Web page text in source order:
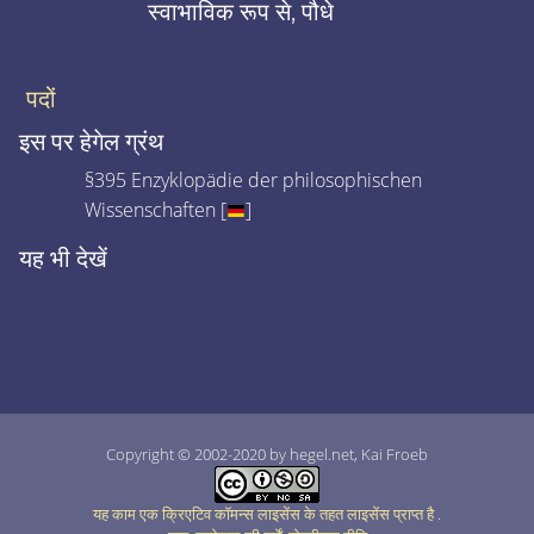
स्वाभाविक रूप से, पौधे
पदों
इस पर हेगेल ग्रंथ
§395 Enzyklopädie der philosophischen
Wissenschaften [
]
यह भी देखें
Copyright © 2002-2020 by hegel.net, Kai Froeb
यह काम एक क्रिएटिव कॉमन्स लाइसेंस के तहत लाइसेंस प्राप्त है.